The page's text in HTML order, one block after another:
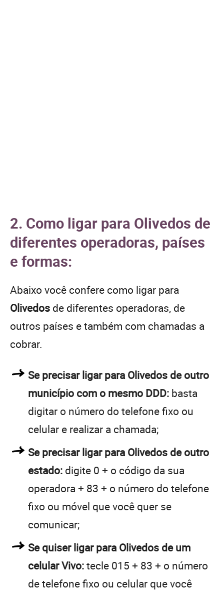
2. Como ligar para Olivedos de
diferentes operadoras, países
e formas:
Abaixo você confere como ligar para
Olivedos de diferentes operadoras, de
outros países e também com chamadas a
cobrar.
Se precisar ligar para Olivedos de outro
município com o mesmo DDD: basta
digitar o número do telefone fixo ou
celular e realizar a chamada;
Se precisar ligar para Olivedos de outro
estado: digite 0 + o código da sua
operadora + 83 + o número do telefone
fixo ou móvel que você quer se
comunicar;
Se quiser ligar para Olivedos de um
celular Vivo:tecle 015 + 83 + o número
de telefone fixo ou celular que você